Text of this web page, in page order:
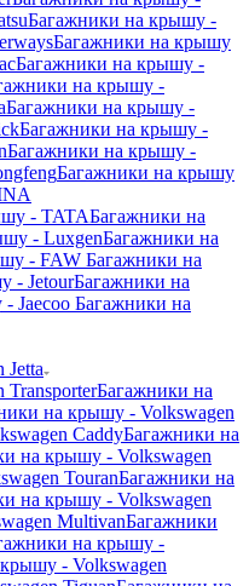
Багажники на крышу -
Багажники на крышу
Багажники на крышу -
на крышу -
Багажники на крышу -
Багажники на крышу -
Багажники на крышу -
Багажники на крышу
- TATAБагажники на
- LuxgenБагажники на
- FAW Багажники на
- JetourБагажники на
Jaecoo Багажники на
Багажники на
на крышу - Volkswagen
CaddyБагажники на
на крышу - Volkswagen
TouranБагажники на
на крышу - Volkswagen
MultivanБагажники
на крышу -
- Volkswagen